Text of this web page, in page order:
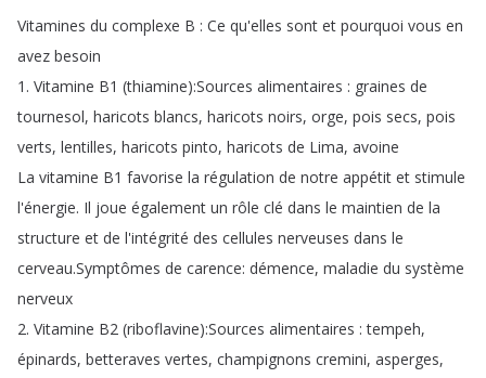
Vitamines du complexe B : Ce qu'elles sont et pourquoi vous en
avez besoin
1. Vitamine B1 (thiamine):Sources alimentaires : graines de
tournesol, haricots blancs, haricots noirs, orge, pois secs, pois
verts, lentilles, haricots pinto, haricots de Lima, avoine
La vitamine B1 favorise la régulation de notre appétit et stimule
l'énergie. Il joue également un rôle clé dans le maintien de la
structure et de l'intégrité des cellules nerveuses dans le
cerveau.Symptômes de carence: démence, maladie du système
nerveux
2. Vitamine B2 (riboflavine):Sources alimentaires :tempeh,
épinards, betteraves vertes, champignons cremini, asperges,